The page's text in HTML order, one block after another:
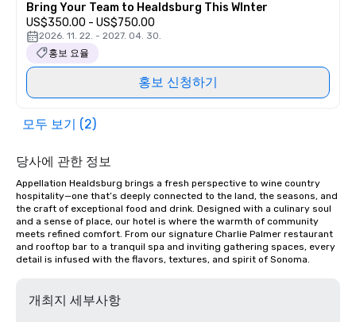
Bring Your Team to Healdsburg This WInter
US$350.00 - US$750.00
2026. 11. 22. - 2027. 04. 30.
홍보 요율
홍보 신청하기
모두 보기 (2)
당사에 관한 정보
Appellation Healdsburg brings a fresh perspective to wine country
hospitality—one that’s deeply connected to the land, the seasons, and
the craft of exceptional food and drink. Designed with a culinary soul
and a sense of place, our hotel is where the warmth of community
meets refined comfort. From our signature Charlie Palmer restaurant
and rooftop bar to a tranquil spa and inviting gathering spaces, every
detail is infused with the flavors, textures, and spirit of Sonoma.
개최지 세부사항